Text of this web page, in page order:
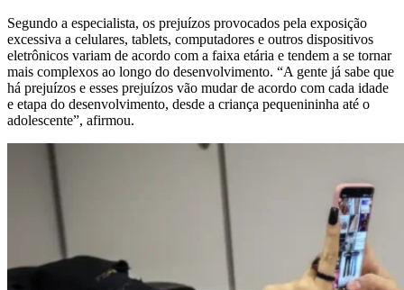
Segundo a especialista, os prejuízos provocados pela exposição
excessiva a celulares, tablets, computadores e outros dispositivos
eletrônicos variam de acordo com a faixa etária e tendem a se tornar
mais complexos ao longo do desenvolvimento. “A gente já sabe que
há prejuízos e esses prejuízos vão mudar de acordo com cada idade
e etapa do desenvolvimento, desde a criança pequenininha até o
adolescente”, afirmou.